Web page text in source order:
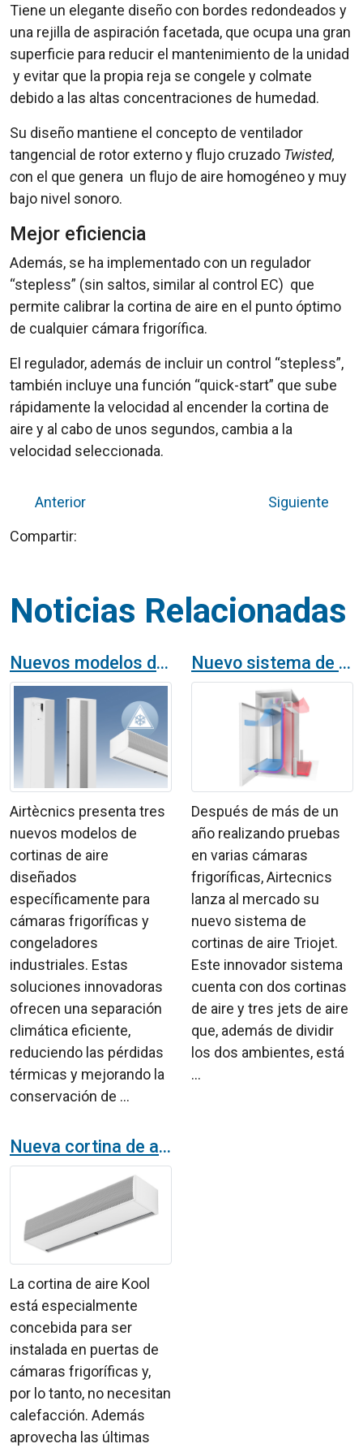
Tiene un elegante diseño con bordes redondeados y
una rejilla de aspiración facetada, que ocupa una gran
superficie para reducir el mantenimiento de la unidad
y evitar que la propia reja se congele y colmate
debido a las altas concentraciones de humedad.
Su diseño mantiene el concepto de ventilador
tangencial de rotor externo y flujo cruzado Twisted,
con el que genera un flujo de aire homogéneo y muy
bajo nivel sonoro.
Mejor eficiencia
Además, se ha implementado con un regulador
“stepless” (sin saltos, similar al control EC) que
permite calibrar la cortina de aire en el punto óptimo
de cualquier cámara frigorífica.
El regulador, además de incluir un control “stepless”,
también incluye una función “quick-start” que sube
rápidamente la velocidad al encender la cortina de
aire y al cabo de unos segundos, cambia a la
velocidad seleccionada.
Anterior
Siguiente
Compartir:
Noticias Relacionadas
Nuevos modelos de cortinas de aire industriales para cámaras frigoríficas
Airtècnics presenta tres
nuevos modelos de
cortinas de aire
diseñados
específicamente para
cámaras frigoríficas y
congeladores
industriales. Estas
soluciones innovadoras
ofrecen una separación
climática eficiente,
reduciendo las pérdidas
térmicas y mejorando la
conservación de ...
Nuevo sistema de cortinas de aire Triojet
Después de más de un
año realizando pruebas
en varias cámaras
frigoríficas, Airtecnics
lanza al mercado su
nuevo sistema de
cortinas de aire Triojet.
Este innovador sistema
cuenta con dos cortinas
de aire y tres jets de aire
que, además de dividir
los dos ambientes, está
...
Nueva cortina de aire Kool, sin calefacción, para puertas de cámaras frigoríficas
La cortina de aire Kool
está especialmente
concebida para ser
instalada en puertas de
cámaras frigoríficas y,
por lo tanto, no necesitan
calefacción. Además
aprovecha las últimas